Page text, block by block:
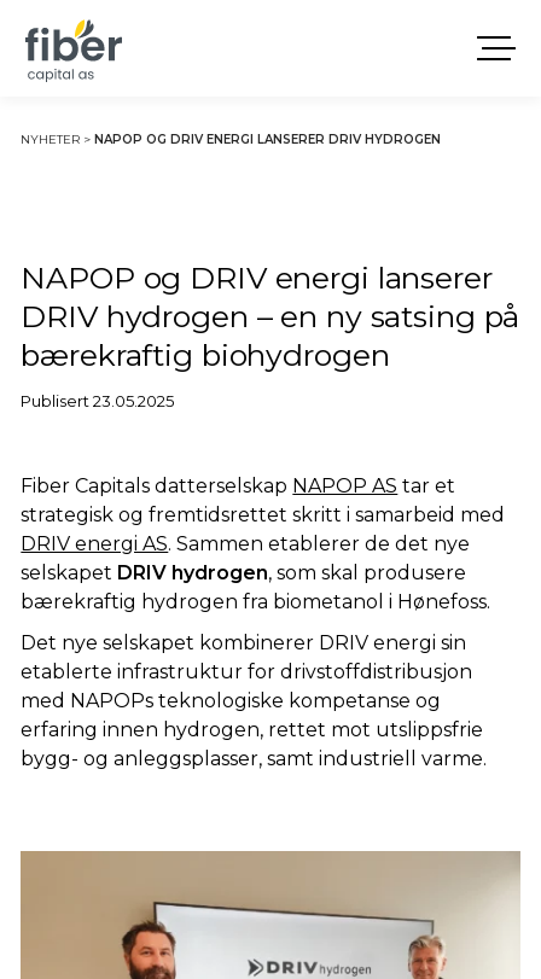
NYHETER > NAPOP OG DRIV ENERGI LANSERER DRIV HYDROGEN
NAPOP og DRIV energi lanserer
DRIV hydrogen – en ny satsing på
bærekraftig biohydrogen
Publisert 23.05.2025
Fiber Capitals datterselskap NAPOP AS tar et
strategisk og fremtidsrettet skritt i samarbeid med
DRIV energi AS. Sammen etablerer de det nye
selskapet DRIV hydrogen, som skal produsere
bærekraftig hydrogen fra biometanol i Hønefoss.
Det nye selskapet kombinerer DRIV energi sin
etablerte infrastruktur for drivstoffdistribusjon
med NAPOPs teknologiske kompetanse og
erfaring innen hydrogen, rettet mot utslippsfrie
bygg- og anleggsplasser, samt industriell varme.